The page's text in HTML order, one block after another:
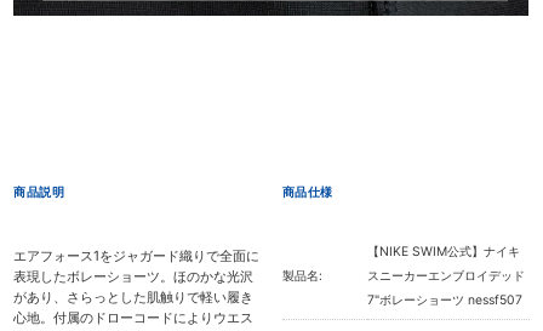
商品説明
エアフォース1をジャガード織りで全面に
表現したボレーショーツ。ほのかな光沢
があり、さらっとした肌触りで軽い履き
心地。付属のドローコードによりウエス
商品仕様
製品名:
【NIKE SWIM公式】ナイキ
スニーカーエンブロイデッド
7"ボレーショーツ nessf507